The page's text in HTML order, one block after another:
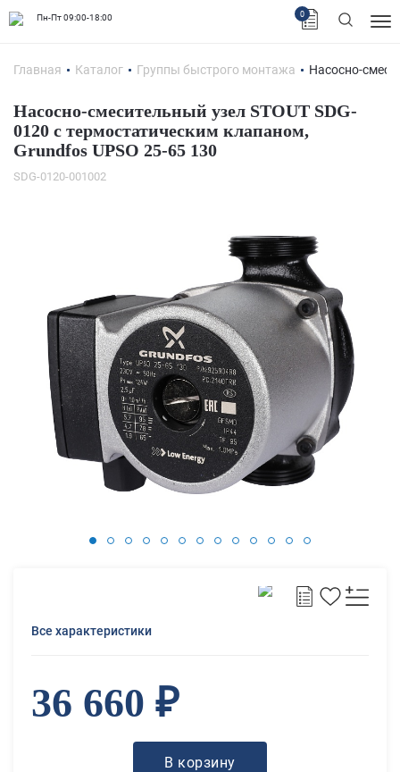
Пн-Пт 09:00-18:00 0
Главная Каталог Группы быстрого монтажа Насосно-
Насосно-смесительный узел STOUT SDG-
0120 с термостатическим клапаном,
Grundfos UPSO 25-65 130
SDG-0120-001002
Все характеристики
36 660 ₽
В корзину